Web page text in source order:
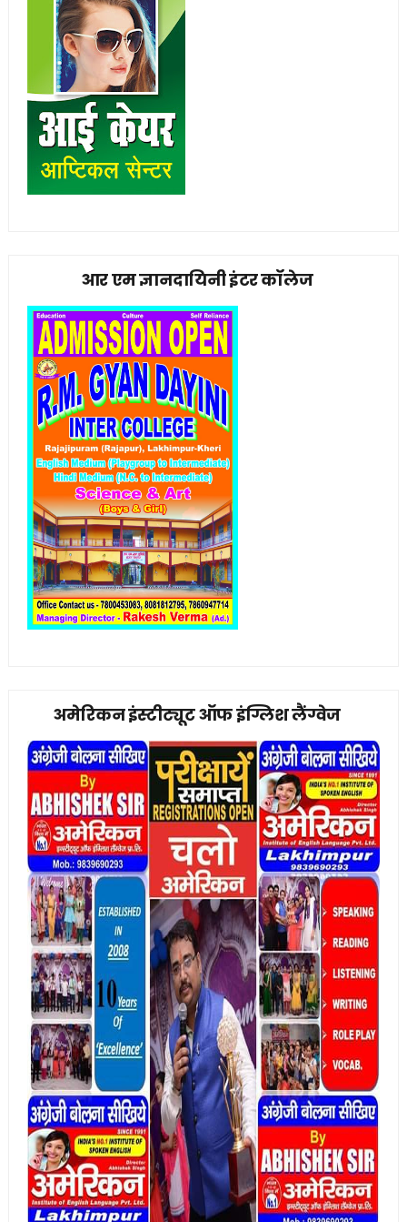
आर एम ज्ञानदायिनी इंटर कॉलेज
अमेरिकन इंस्टीट्यूट ऑफ इंग्लिश लैंग्वेज